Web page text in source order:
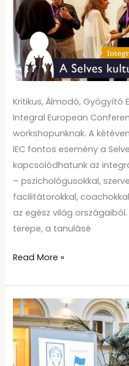
Kritikus, Álmodó, Gyógyító
Integral European
workshopunknak. A
IEC fontos esemény a
kapcsolódhatunk az
– pszichológusokkal,
facilitátorokkal,
az egész világ
terepe, a tanulásé
átívelő
hatása
–
IEC
2025
Read More »
A
Selves
debütálása